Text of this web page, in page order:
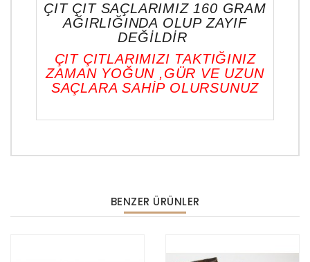
ÇIT ÇIT SAÇLARIMIZ 160 GRAM
AĞIRLIĞINDA OLUP ZAYIF
DEĞİLDİR
ÇIT ÇITLARIMIZI TAKTIĞINIZ
ZAMAN YOĞUN ,GÜR VE UZUN
SAÇLARA SAHİP OLURSUNUZ
BENZER ÜRÜNLER